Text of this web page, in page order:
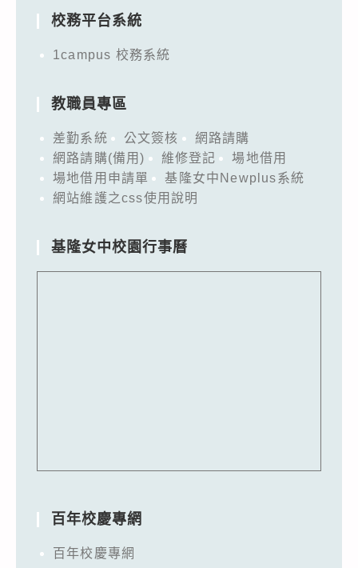
校務平台系統
1campus 校務系統
教職員專區
差勤系統 公文簽核
網路請購
網路請購(備用)
維修登記
場地借用
場地借用申請單
基隆女中Newplus系統
網站維護之css使用說明
基隆女中校園行事曆
百年校慶專網
百年校慶專網